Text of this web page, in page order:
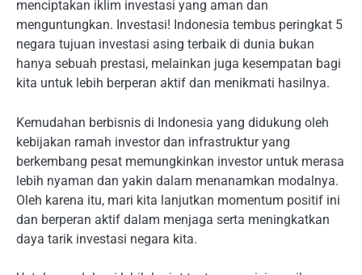
menciptakan iklim investasi yang aman dan
menguntungkan. Investasi! Indonesia tembus peringkat 5
negara tujuan investasi asing terbaik di dunia bukan
hanya sebuah prestasi, melainkan juga kesempatan bagi
kita untuk lebih berperan aktif dan menikmati hasilnya.
Kemudahan berbisnis di Indonesia yang didukung oleh
kebijakan ramah investor dan infrastruktur yang
berkembang pesat memungkinkan investor untuk merasa
lebih nyaman dan yakin dalam menanamkan modalnya.
Oleh karena itu, mari kita lanjutkan momentum positif ini
dan berperan aktif dalam menjaga serta meningkatkan
daya tarik investasi negara kita.